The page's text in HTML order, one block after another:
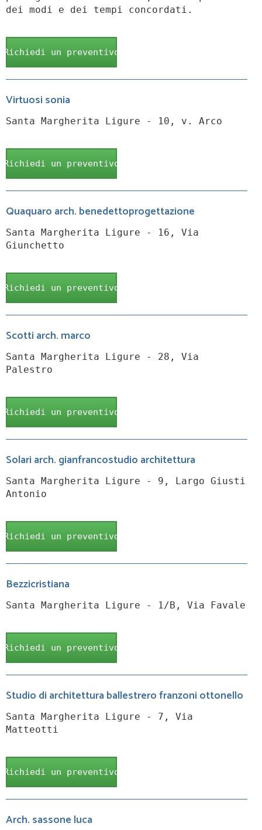
dei modi e dei tempi concordati.
Richiedi un preventivo
Virtuosi sonia
Santa Margherita Ligure - 10, v. Arco
Richiedi un preventivo
Quaquaro arch. benedettoprogettazione
Santa Margherita Ligure - 16, Via
Giunchetto
Richiedi un preventivo
Scotti arch. marco
Santa Margherita Ligure - 28, Via
Palestro
Richiedi un preventivo
Solari arch. gianfrancostudio architettura
Santa Margherita Ligure - 9, Largo Giusti
Antonio
Richiedi un preventivo
Bezzicristiana
Santa Margherita Ligure - 1/B, Via Favale
Richiedi un preventivo
Studio di architettura ballestrero franzoni ottonello
Santa Margherita Ligure - 7, Via
Matteotti
Richiedi un preventivo
Arch. sassone luca